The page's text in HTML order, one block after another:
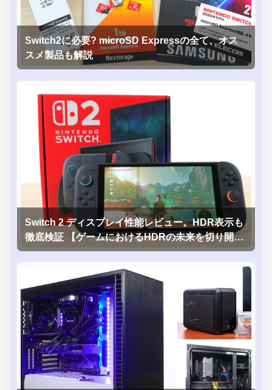
Switch2に必要? microSD Expressの全て、オス
スメ製品も解説
Switch 2 ディスプレイ性能レビュー。HDR表示も
徹底検証 【ゲームにおけるHDRの未来を切り開く
1台！】